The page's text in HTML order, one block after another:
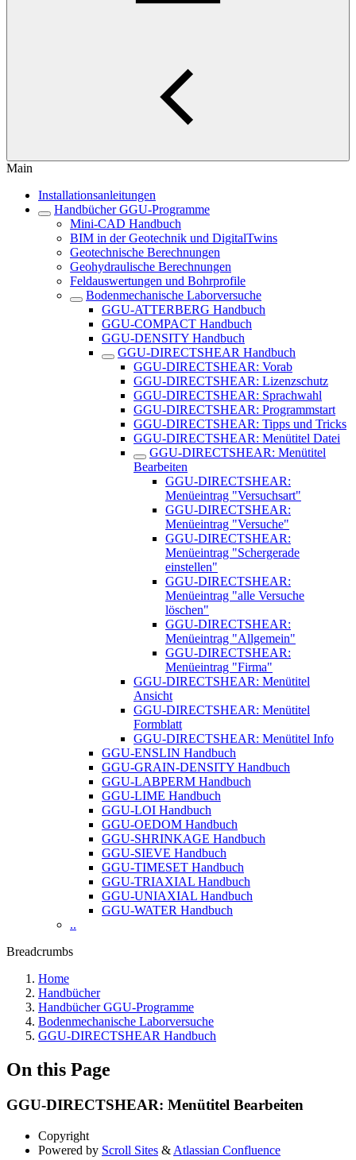
Main
Installationsanleitungen
Handbücher GGU-Programme
Mini-CAD Handbuch
BIM in der Geotechnik und DigitalTwins
Geotechnische Berechnungen
Geohydraulische Berechnungen
Feldauswertungen und Bohrprofile
Bodenmechanische Laborversuche
GGU-ATTERBERG Handbuch
GGU-COMPACT Handbuch
GGU-DENSITY Handbuch
GGU-DIRECTSHEAR Handbuch
GGU-DIRECTSHEAR: Vorab
GGU-DIRECTSHEAR: Lizenzschutz
GGU-DIRECTSHEAR: Sprachwahl
GGU-DIRECTSHEAR: Programmstart
GGU-DIRECTSHEAR: Tipps und Tricks
GGU-DIRECTSHEAR: Menütitel Datei
GGU-DIRECTSHEAR: Menütitel
Bearbeiten
GGU-DIRECTSHEAR:
Menüeintrag "Versuchsart"
GGU-DIRECTSHEAR:
Menüeintrag "Versuche"
GGU-DIRECTSHEAR:
Menüeintrag "Schergerade
einstellen"
GGU-DIRECTSHEAR:
Menüeintrag "alle Versuche
löschen"
GGU-DIRECTSHEAR:
Menüeintrag "Allgemein"
GGU-DIRECTSHEAR:
Menüeintrag "Firma"
GGU-DIRECTSHEAR: Menütitel
Ansicht
GGU-DIRECTSHEAR: Menütitel
Formblatt
GGU-DIRECTSHEAR: Menütitel Info
GGU-ENSLIN Handbuch
GGU-GRAIN-DENSITY Handbuch
GGU-LABPERM Handbuch
GGU-LIME Handbuch
GGU-LOI Handbuch
GGU-OEDOM Handbuch
GGU-SHRINKAGE Handbuch
GGU-SIEVE Handbuch
GGU-TIMESET Handbuch
GGU-TRIAXIAL Handbuch
GGU-UNIAXIAL Handbuch
GGU-WATER Handbuch
..
Breadcrumbs
Home
Handbücher
Handbücher GGU-Programme
Bodenmechanische Laborversuche
GGU-DIRECTSHEAR Handbuch
On this Page
GGU-DIRECTSHEAR: Menütitel Bearbeiten
Copyright
Powered by Scroll Sites & Atlassian Confluence